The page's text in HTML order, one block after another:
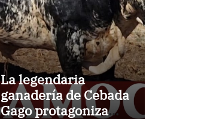
La legendaria
ganadería de Cebada
Gago protagoniza